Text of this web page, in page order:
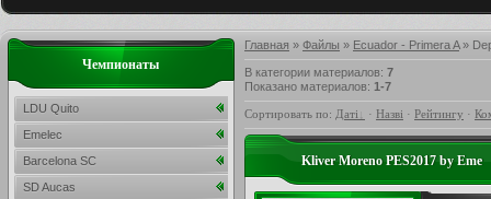
Главная » Файлы » Ecuador - Primera A»
В категории материалов: 7
Показано материалов: 1-7
Сортировать по: Даті · Назві · Рейтингу ·
Kliver Moreno PES2017 by Eme
Чемпионаты
LDU Quito
Emelec
Barcelona SC
SD Aucas